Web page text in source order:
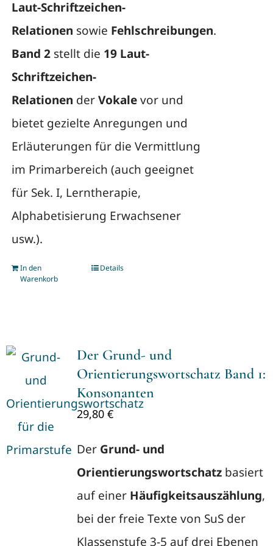
Laut-Schriftzeichen-
Relationen sowie Fehlschreibungen.
Band 2stellt die 19 Laut-
Schriftzeichen-
Relationen derVokalevor und
bietet gezielte Anregungen und
Erläuterungen für die Vermittlung
im Primarbereich (auch geeignet
für Sek. I, Lerntherapie,
Alphabetisierung Erwachsener
usw.).
In den
Warenkorb
Details
Der Grund- und
Orientierungswortschatz Band 1:
Konsonanten
29,80 €
Der Grund- und
Orientierungswortschatzbasiert
auf einer Häufigkeitsauszählung,
bei der freie Texte von SuS der
Klassenstufe 3-5 auf drei Ebenen